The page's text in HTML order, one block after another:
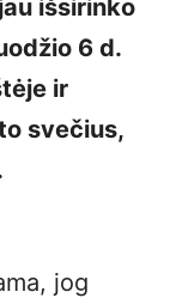
išsirinko
6 d.
ir
svečius,
jog